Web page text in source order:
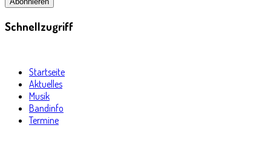
Schnellzugriff
Startseite
Aktuelles
Musik
Bandinfo
Termine